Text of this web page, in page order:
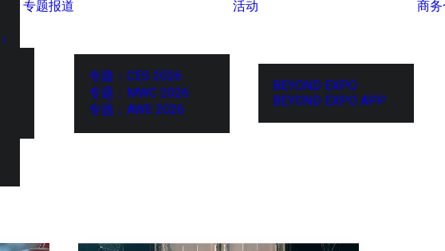
专题报道
专题：CES 2026
专题：MWC 2026
专题：AWE 2026
活动
BEYOND EXPO
BEYOND EXPO APP
商